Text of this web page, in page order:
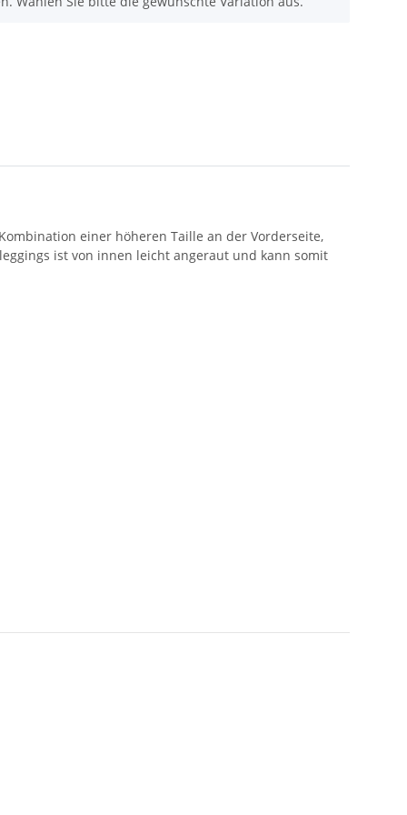
einer höheren Taille an der Vorderseite,
ist von innen leicht angeraut und kann somit